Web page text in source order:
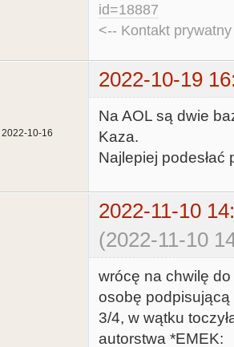
id=18887
<-- Kontakt
2022-10-19
2022-10-16
Na AOL są dwie
Kaza.
Najlepiej podesłać
2022-11-10
(2022-11-10
wrócę na chwilę
osobę podpisującą
3/4, w wątku
autorstwa *EMEK: